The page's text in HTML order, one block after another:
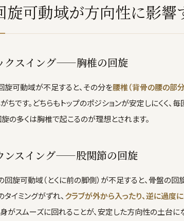
旋可動域が方向性に影響
クスイング——胸椎の回旋
旋可動域が不足すると、その分を腰椎（背骨の腰の部
ちです。どちらもトップのポジションが安定しにくく、
の多くは胸椎で起こるのが理想とされます。
ンスイング——股関節の回旋
回旋可動域（とくに前の脚側）が不足すると、骨盤の回
イミングがずれ、 クラブが外から入ったり、逆に過度
身がスムーズに回れることが、安定した方向性の土台に